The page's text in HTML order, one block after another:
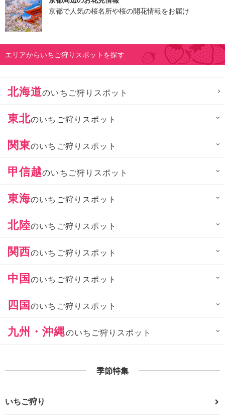
京都で人気の桜名所や桜の開花情報をお届け
エリアからいちご狩りスポットを探す
北海道のいちご狩りスポット
東北のいちご狩りスポット
関東のいちご狩りスポット
甲信越のいちご狩りスポット
東海のいちご狩りスポット
北陸のいちご狩りスポット
関西のいちご狩りスポット
中国のいちご狩りスポット
四国のいちご狩りスポット
九州・沖縄のいちご狩りスポット
季節特集
いちご狩り